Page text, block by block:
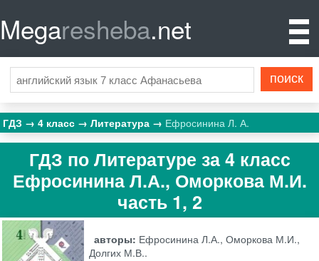
Megaresheba.net
ГДЗ 4 класс Литература Ефросинина Л. А.
ГДЗ по Литературе за 4 класс
Ефросинина Л.А., Оморкова М.И.
часть 1, 2
авторы: Ефросинина Л.А., Оморкова М.И.,
Долгих М.В..